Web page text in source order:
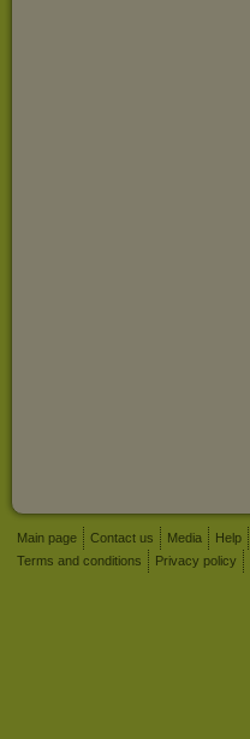
Main page Contact us Media Help
Terms and conditions
Privacy policy